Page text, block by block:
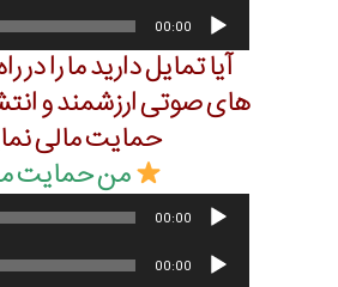
پخش‌کننده
صوت
00:00
آیا تمایل دارید ما را در
های صوتی ارزشمند و
حمایت مالی
من حمایت
پخش‌کننده
00:00
پخش‌کننده
00:00